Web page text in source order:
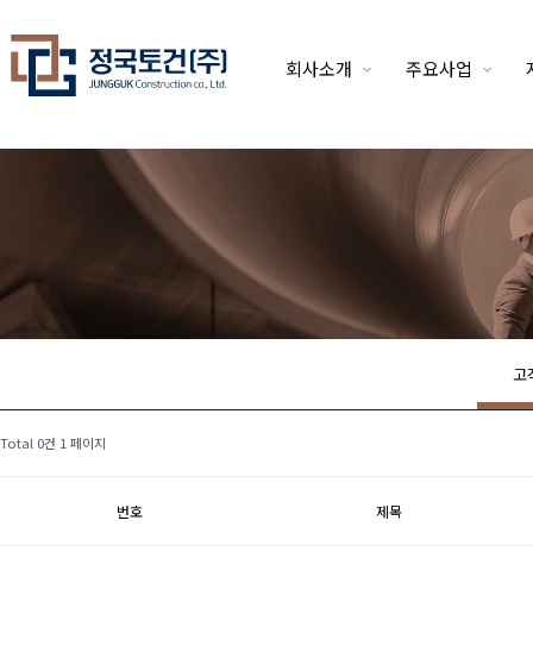
회사소개 주요사업
고
Total 0건 1 페이지
번호 제목